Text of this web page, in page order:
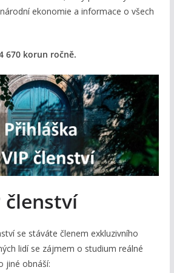
ekonomie a informace o všech
670 korun ročně.
členství
se stáváte členem exkluzivního
lidí se zájmem o studium reálné
jiné obnáší: